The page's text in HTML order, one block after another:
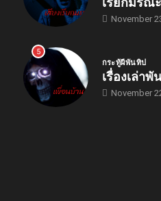
November
5
กระทู้ผีพันทิป
เรื่องเล่า
November